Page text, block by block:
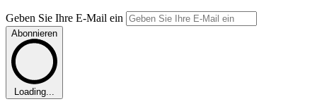
Geben Sie Ihre E-Mail ein
Abonnieren
Loading...